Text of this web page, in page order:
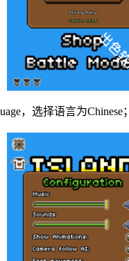
，选择语言为Chinese；